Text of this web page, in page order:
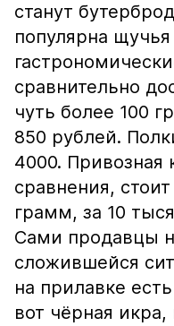
станут
популярна
сравнительно
чуть более 100
850 рублей.
4000. Привозная
сравнения,
грамм, за 10
Сами продавцы
сложившейся
на прилавке
вот чёрная